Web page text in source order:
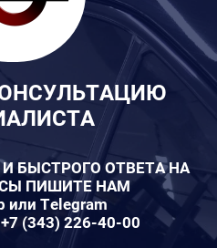
БЫСТРОГО ОТВЕТА НА
ПИШИТЕ НАМ
или Telegram
(343) 226-40-00